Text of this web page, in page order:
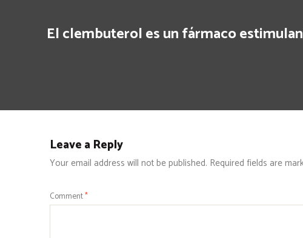
El clembuterol es un fármaco
Leave a Reply
Your email address will not be published. Required fields are
Comment*